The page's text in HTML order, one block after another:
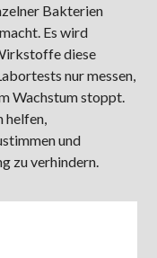
103,9 MHz
Bakterien
Es wird
diese
nur messen,
Wachstum stoppt.
helfen,
und
zu verhindern.